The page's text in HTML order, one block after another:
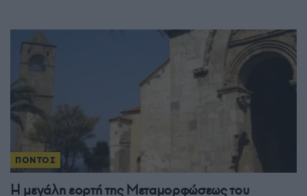
ΠΟΝΤΟΣ
Η μεγάλη εορτή της Μεταμορφώσεως του